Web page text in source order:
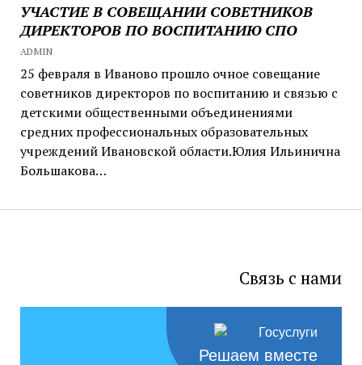
УЧАСТИЕ В СОВЕЩАНИИ СОВЕТНИКОВ
ДИРЕКТОРОВ ПО ВОСПИТАНИЮ СПО
ADMIN
25 февраля в Иваново прошло очное совещание
советников директоров по воспитанию и связью с
детскими общественными объединениями
средних профессиональных образовательных
учреждений Ивановской области.Юлия Ильинична
Большакова…
Связь с нами
Решаем вместе